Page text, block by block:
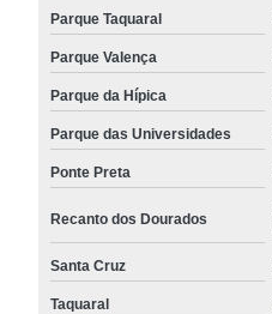
Parque Taquaral
Parque Valença
Parque da Hípica
Parque das Universidades
Ponte Preta
Recanto dos Dourados
Santa Cruz
Taquaral